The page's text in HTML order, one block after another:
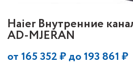
Haier Внутренние
AD-MJERAN
от 165 352₽ до193 861 ₽